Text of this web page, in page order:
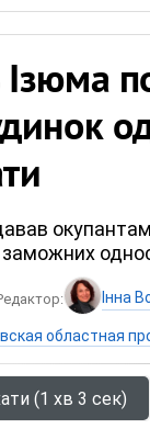
заможних
Інна
областная
(1 хв 3 сек)